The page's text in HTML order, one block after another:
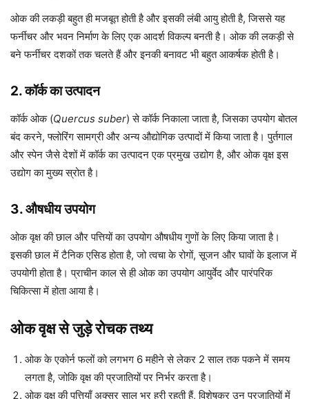
ओक की लकड़ी बहुत ही मजबूत होती है और इसकी लंबी आयु होती है, जिससे यह
फर्नीचर और भवन निर्माण के लिए एक आदर्श विकल्प बनती है। ओक की लकड़ी से
बने फर्नीचर दशकों तक चलते हैं और इनकी बनावट भी बहुत आकर्षक होती है।
2. कॉर्क का उत्पादन
कॉर्क ओक (Quercus suber) से कॉर्क निकाला जाता है, जिसका उपयोग बोतल
बंद करने, फ्लोरिंग सामग्री और अन्य औद्योगिक उत्पादों में किया जाता है। पुर्तगाल
और स्पेन जैसे देशों में कॉर्क का उत्पादन एक प्रमुख उद्योग है, और ओक वृक्ष इस
उद्योग का मुख्य स्रोत है।
3. औषधीय उपयोग
ओक वृक्ष की छाल और पत्तियों का उपयोग औषधीय गुणों के लिए किया जाता है।
इसकी छाल में टैनिक एसिड होता है, जो त्वचा के रोगों, सूजन और घावों के इलाज में
उपयोगी होता है। प्राचीन काल से ही ओक का उपयोग आयुर्वेद और पारंपरिक
चिकित्सा में होता आया है।
ओक वृक्ष से जुड़े रोचक तथ्य
ओक के एकोर्न फलों को लगभग 6 महीने से लेकर 2 साल तक पकने में समय
लगता है, जोकि वृक्ष की प्रजातियों पर निर्भर करता है।
ओक वृक्ष की पत्तियाँ अक्सर साल भर हरी रहती हैं, विशेषकर उन प्रजातियों में